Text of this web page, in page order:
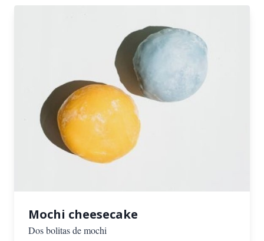
Mochi cheesecake
Dos bolitas de mochi